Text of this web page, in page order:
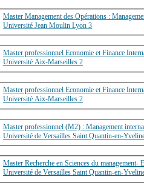
Master Management des Opérations :
Université Jean Moulin Lyon 3
Master professionnel Economie et Finance
Université Aix-Marseilles 2
Master professionnel Economie et Finance
Université Aix-Marseilles 2
Master professionnel (M2) : Management
Université de Versailles Saint Quantin-en-
Master Recherche en Sciences du
Université de Versailles Saint Quantin-en-